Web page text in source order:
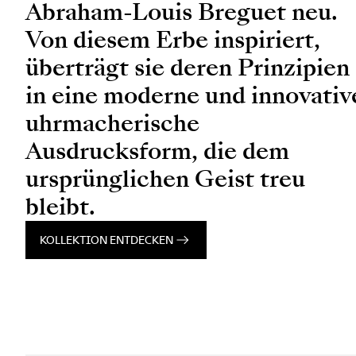
Abraham-Louis Breguet neu.
Von diesem Erbe inspiriert,
überträgt sie deren Prinzipien
in eine moderne und
uhrmacherische
Ausdrucksform, die dem
ursprünglichen Geist treu
bleibt.
KOLLEKTION ENTDECKEN